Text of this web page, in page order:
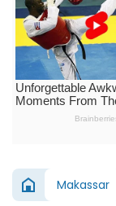
Makassar